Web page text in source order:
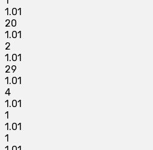
1.01
20
1.01
2
1.01
29
1.01
4
1.01
1
1.01
1